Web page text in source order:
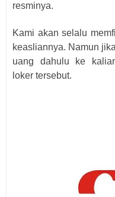
resminya.
Kami akan selalu
keasliannya. Namun
uang dahulu ke
loker tersebut.